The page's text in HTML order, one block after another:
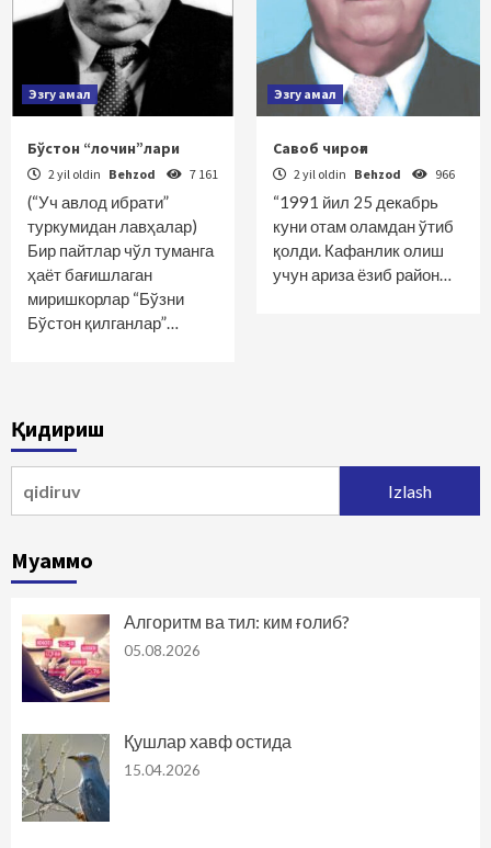
Эзгу амал
Бўстон “лочин”лари
2 yil oldin Behzod 7 161
(“Уч авлод ибрати”
туркумидан лавҳалар)
Бир пайтлар чўл туманга
ҳаёт бағишлаган
миришкорлар “Бўзни
Бўстон қилганлар”…
Эзгу амал
Савоб чироғи
2 yil oldin Behzod 966
“1991 йил 25 декабрь
куни отам оламдан ўтиб
қолди. Кафанлик олиш
учун ариза ёзиб район…
Қидириш
Муаммо
Алгоритм ва тил: ким ғолиб?
05.08.2026
Қушлар хавф остида
15.04.2026